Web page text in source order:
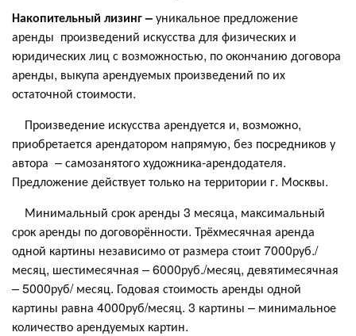
Накопительный лизинг–уникальное предложение
аренды произведений искусства для физических и
юридических лиц с возможностью, по окончанию договора
аренды, выкупа арендуемых произведений по их
остаточной стоимости.
Произведение искусства арендуется и, возможно,
приобретается арендатором напрямую, без посредников у
автора – самозанятого художника-арендодателя.
Предложение действует только на территории г. Москвы.
Минимальный срок аренды 3 месяца, максимальный
срок аренды по договорённости. Трёхмесячная аренда
одной картины независимо от размера стоит 7000руб./
месяц, шестимесячная – 6000руб./месяц, девятимесячная
– 5000руб/ месяц. Годовая стоимость аренды одной
картины равна 4000руб/месяц. 3 картины – минимальное
количество арендуемых картин.